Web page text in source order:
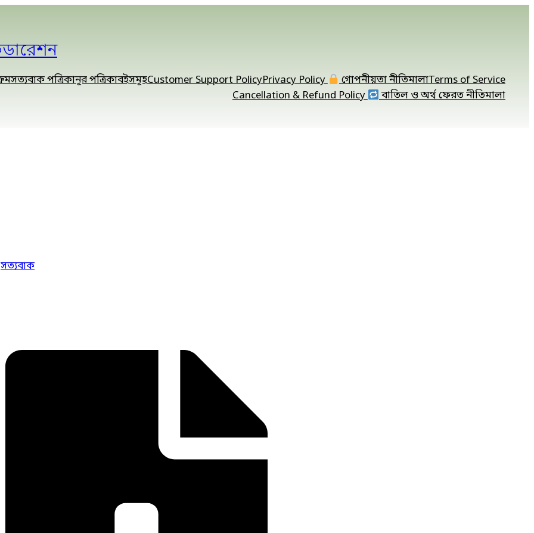
সত্যবাক পত্রিকানূর পত্রিকাবইসমূহCustomer Support PolicyPrivacy Policy গোপনীয়তা নীতিমালাTerms of Service
Cancellation & Refund Policy
বাতিল ও অর্থ ফেরত নীতিমালা
সত্যবাক